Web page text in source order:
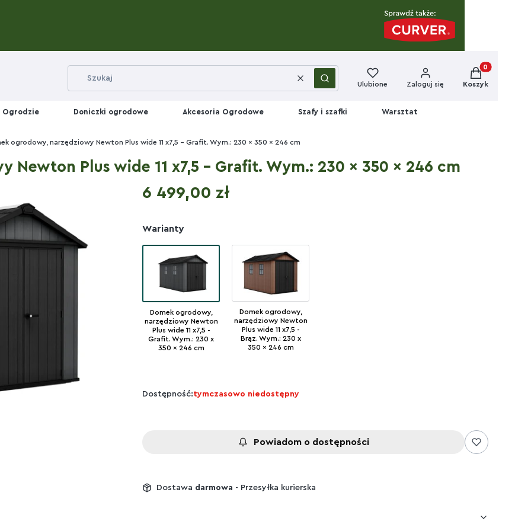
WyczyśćSzukaj Ulubione Zaloguj się
Produkty w
Koszyk
Ogrodzie Doniczki ogrodowe Akcesoria Ogrodowe Szafy i szafki Warsztat
ogrodowy, narzędziowy Newton Plus wide 11 x7,5 - Grafit. Wym.: 230 x 350 x 246 cm
Newton Plus wide 11 x7,5 - Grafit. Wym.: 230 x 350 x 246 cm
Cena
6 499,00 zł
Warianty
Domek ogrodowy,
narzędziowy Newton
Plus wide 11 x7,5 -
Grafit. Wym.: 230 x
350 x 246 cm
Domek ogrodowy,
narzędziowy Newton
Plus wide 11 x7,5 -
Brąz. Wym.: 230 x
350 x 246 cm
Dostępność:tymczasowo niedostępny
Powiadom o dostępności
Dostawa darmowa - Przesyłka kurierska